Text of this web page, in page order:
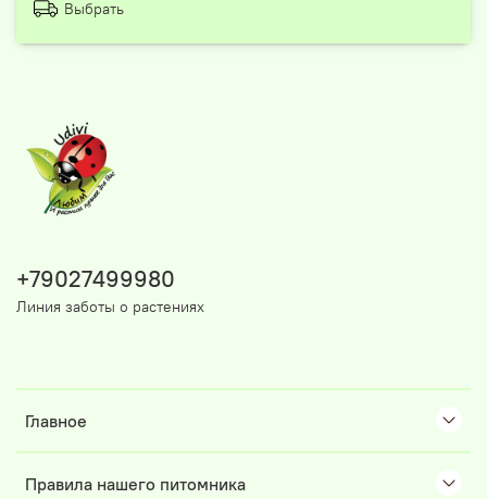
Выбрать
Главное
Правила нашего питомника
+79027499980
Линия заботы о растениях